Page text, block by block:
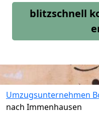
blitzschnell
Umzugsunternehmen
nach Immenhausen